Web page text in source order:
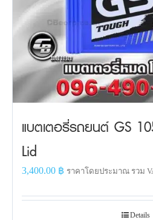
แบตเตอรี่รถยนต์ GS
Lid
3,400.00 ฿ ราคาโดยประมาณ รวม
Details